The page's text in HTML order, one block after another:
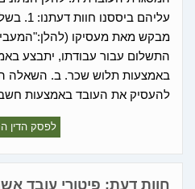
עליהם
מבקש מאת מעסיקו
התשלום עבור עבודתו, יתבצע
להעסיק את העובד באמצעות
לפסק הדין
חוות דעת: פיטורי עובד